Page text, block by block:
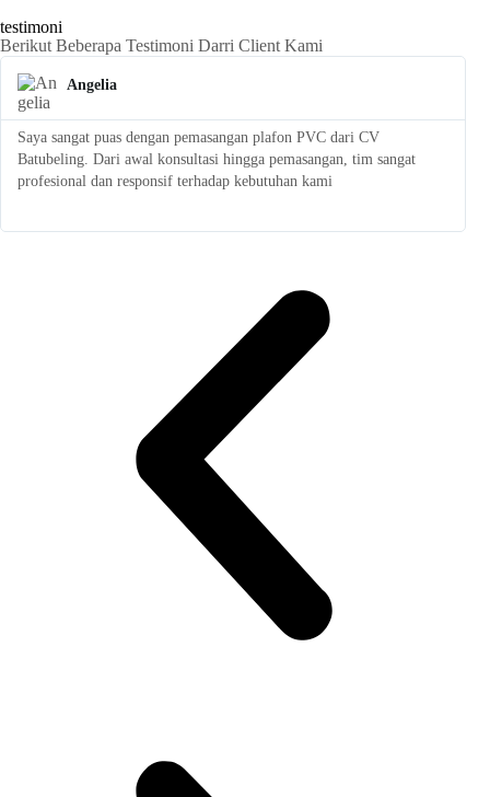
testimoni
Berikut Beberapa Testimoni Darri Client Kami
Angelia
Saya sangat puas dengan pemasangan plafon PVC dari CV
Batubeling. Dari awal konsultasi hingga pemasangan, tim sangat
profesional dan responsif terhadap kebutuhan kami